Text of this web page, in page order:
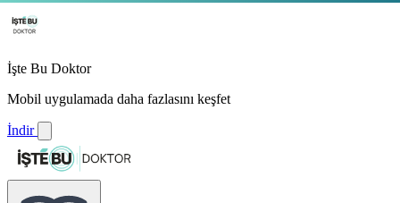
İşte Bu Doktor
Mobil uygulamada daha fazlasını keşfet
İndir